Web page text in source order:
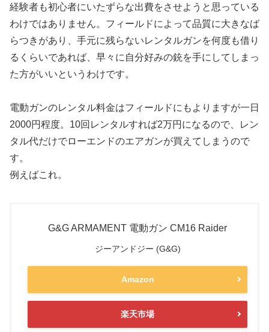
経験者も初心者にいたずらな出費をさせようと思っている
わけではありません。フィールドによって品質に大きなば
らつきがあり、手元に残らないレンタルガンを何度も借り
るくらいであれば、早々に自分好みの銃を手にしてしまっ
た方がいいというわけです。
電動ガンのレンタル料金はフィールドにもよりますが一日
2000円程度。10回レンタルすれば2万円になるので、レン
タル代だけでローエンドのエアガンが買えてしまうので
す。
例えばこれ。
G&G ARMAMENT 電動ガン CM16 Raider
ジーアンドジー (G&G)
Amazon
楽天市場